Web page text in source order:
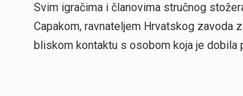
Svim igračima i članovima stručnog
Capakom, ravnateljem Hrvatskog zavoda
bliskom kontaktu s osobom koja je dobila